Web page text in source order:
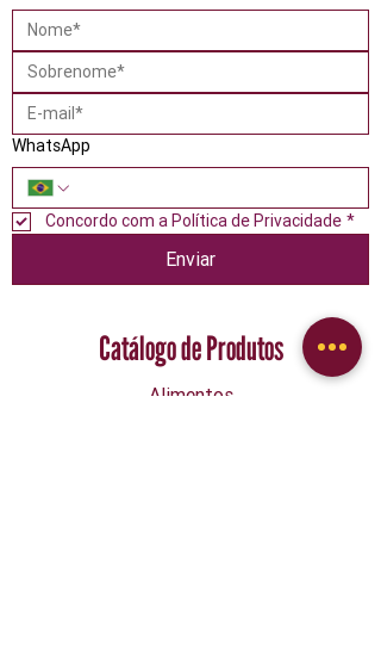
WhatsApp
Concordo com a Política de Privacidade *
Enviar
Catálogo de Produtos
Alimentos